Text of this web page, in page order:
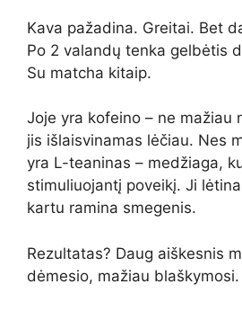
Kava pažadina. Greitai. Bet
Po 2 valandų tenka gelbėtis
Su matcha kitaip.
Joje yra kofeino – ne mažiau
jis išlaisvinamas lėčiau. Nes
yra L-teaninas – medžiaga,
stimuliuojantį poveikį. Ji
kartu ramina smegenis.
Rezultatas? Daug aiškesnis
dėmesio, mažiau blaškymosi.